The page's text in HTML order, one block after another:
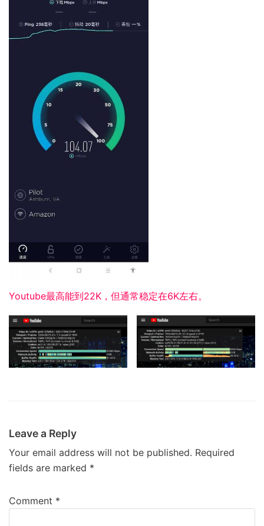
Youtube最高能到22K，但通常稳定在6K左右。
Leave a Reply
Your email address will not be published. Required
fields are marked *
Comment *